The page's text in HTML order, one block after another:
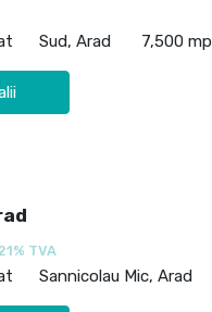
Sud, Arad 7,500 mp
TVA
Sannicolau Mic, Arad